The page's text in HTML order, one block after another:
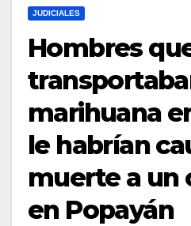
JUDICIALES
Hombres
marihuana
le habrían
muerte a un
en Popayán